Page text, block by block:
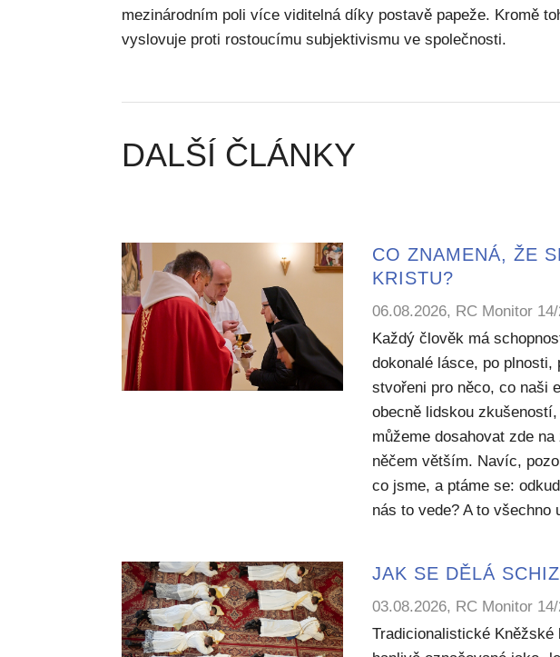
mezinárodním poli více viditelná díky postavě papeže. Kromě
vyslovuje proti rostoucímu subjektivismu ve společnosti.
DALŠÍ ČLÁNKY
CO ZNAMENÁ, ŽE
KRISTU?
06.08.2026, RC Monitor
Každý člověk má
dokonalé lásce, po
stvořeni pro něco, co naši
obecně lidskou
můžeme dosahovat zde
něčem větším. Navíc,
co jsme, a ptáme se:
nás to vede? A to všechno
JAK SE DĚLÁ
03.08.2026, RC Monitor
Tradicionalistické